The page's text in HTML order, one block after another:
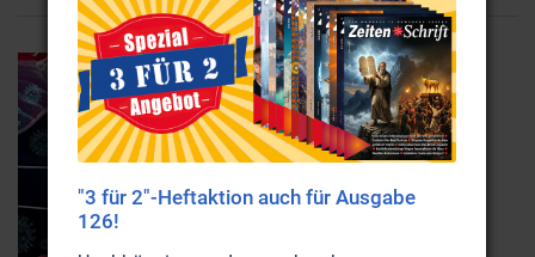
"3 für 2"-Heftaktion auch für Ausgabe
126!